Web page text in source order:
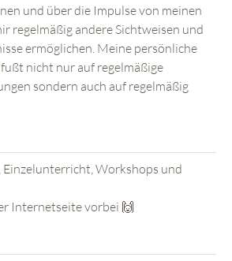
und über die Impulse von meinen
regelmäßig andere Sichtweisen und
ermöglichen. Meine persönliche
nicht nur auf regelmäßige
sondern auch auf regelmäßig
Workshops und
Internetseite vorbei 🙌